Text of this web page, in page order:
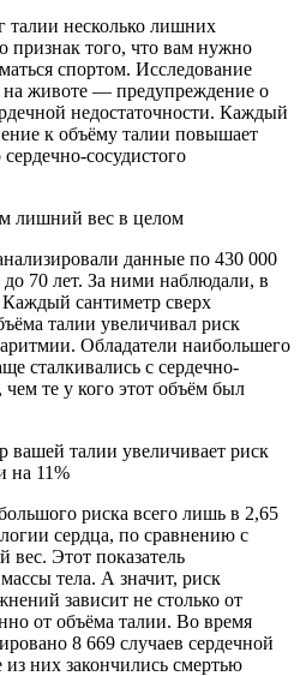
талии несколько лишних
признак того, что вам нужно
спортом. Исследование
животе — предупреждение о
недостаточности. Каждый
к объёму талии повышает
сосудистого
лишний вес в целом
данные по 430 000
до 70 лет. За ними наблюдали, в
сантиметр сверх
талии увеличивал риск
Обладатели наибольшего
сталкивались с сердечно-
те у кого этот объём был
талии увеличивает риск
на 11%
риска всего лишь в 2,65
сердца, по сравнению с
Этот показатель
тела. А значит, риск
зависит не столько от
от объёма талии. Во время
8 669 случаев сердечной
них закончились смертью